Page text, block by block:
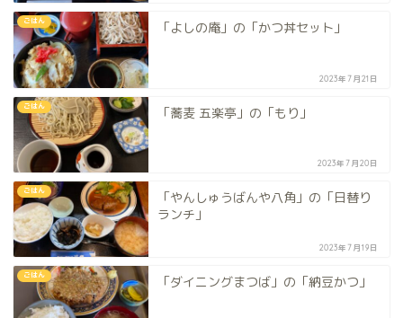
ごはん 「よしの庵」の「かつ丼セット」
2023年7月21日
ごはん 「蕎麦 五楽亭」の「もり」
2023年7月20日
ごはん
「やんしゅうばんや八角」の「日替り
ランチ」
2023年7月19日
ごはん 「ダイニングまつば」の「納豆かつ」